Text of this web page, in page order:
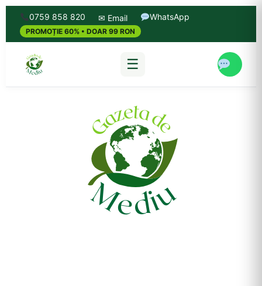
0759 858 820 ✉ Email WhatsApp
PROMOȚIE 60% • DOAR 99 RON
☰